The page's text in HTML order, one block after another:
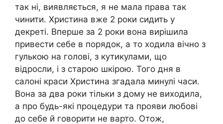
так ні, виявляється, я не мала права так
чинити. Христина вже 2 роки сидить у
декреті. Вперше за 2 роки вона вирішила
привести себе в порядок, а то ходила вічно з
гулькою на голові, з кутикулами, що
відросли, і з старою шкірою. Того дня в
салоні краси Христина згадала минулі часи.
Вона за два роки тільки з дому не виходила,
а про будь-які процедури та прояви любові
до себе й говорити не варто. Отож,